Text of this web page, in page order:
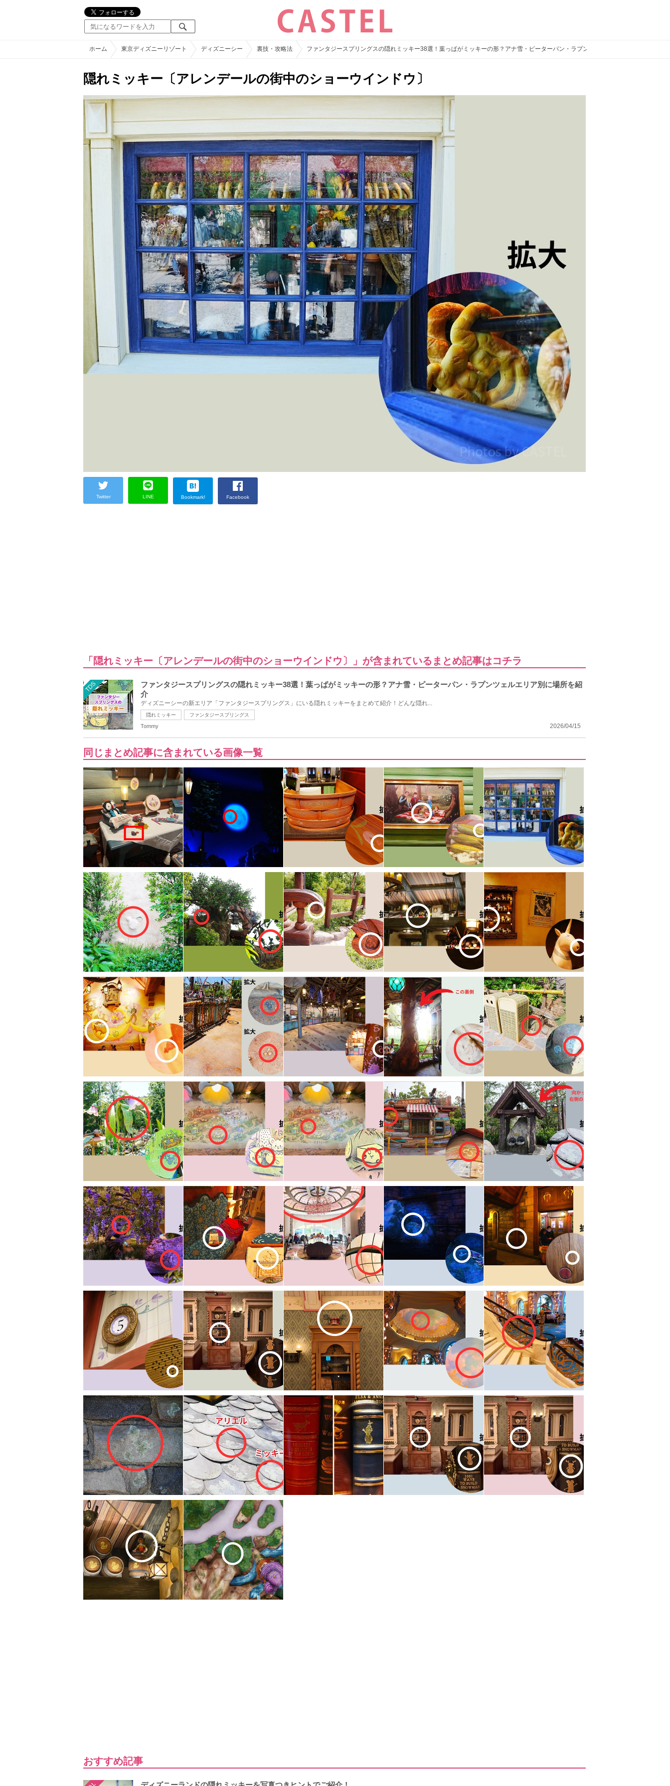
ホーム 東京ディズニーリゾート ディズニーシー 裏技・攻略法 ファンタジースプリングスの隠れミッキー38選！葉っぱがミッキーの形？アナ雪・ピーターパン・ラプンツェルエリア別に場所を紹介
隠れミッキー〔アレンデールの街中のショーウインドウ〕
Twitter LINE Bookmark! Facebook
「隠れミッキー〔アレンデールの街中のショーウインドウ〕」が含まれているまとめ記事はコチラ
TDS
ファンタジースプリングスの隠れミッキー38選！葉っぱがミッキーの形？アナ雪・ピーターパン・ラプンツェルエリア別に場所を紹
介
ディズニーシーの新エリア「ファンタジースプリングス」にいる隠れミッキーをまとめて紹介！どんな隠れ...
隠れミッキー ファンタジースプリングス
2026/04/15
Tommy
同じまとめ記事に含まれている画像一覧
おすすめ記事